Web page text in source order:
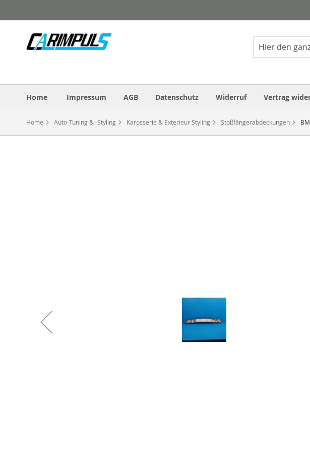
zum
Inhalt
Home Impressum AGB Datenschutz Widerruf Vertrag
Home Auto-Tuning & -Styling Karosserie & Exterieur Styling Stoßfängerabdeckungen